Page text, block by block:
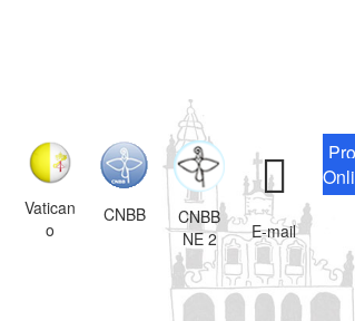
Vatican
o
CNBB
CNBB
NE 2
E-mail